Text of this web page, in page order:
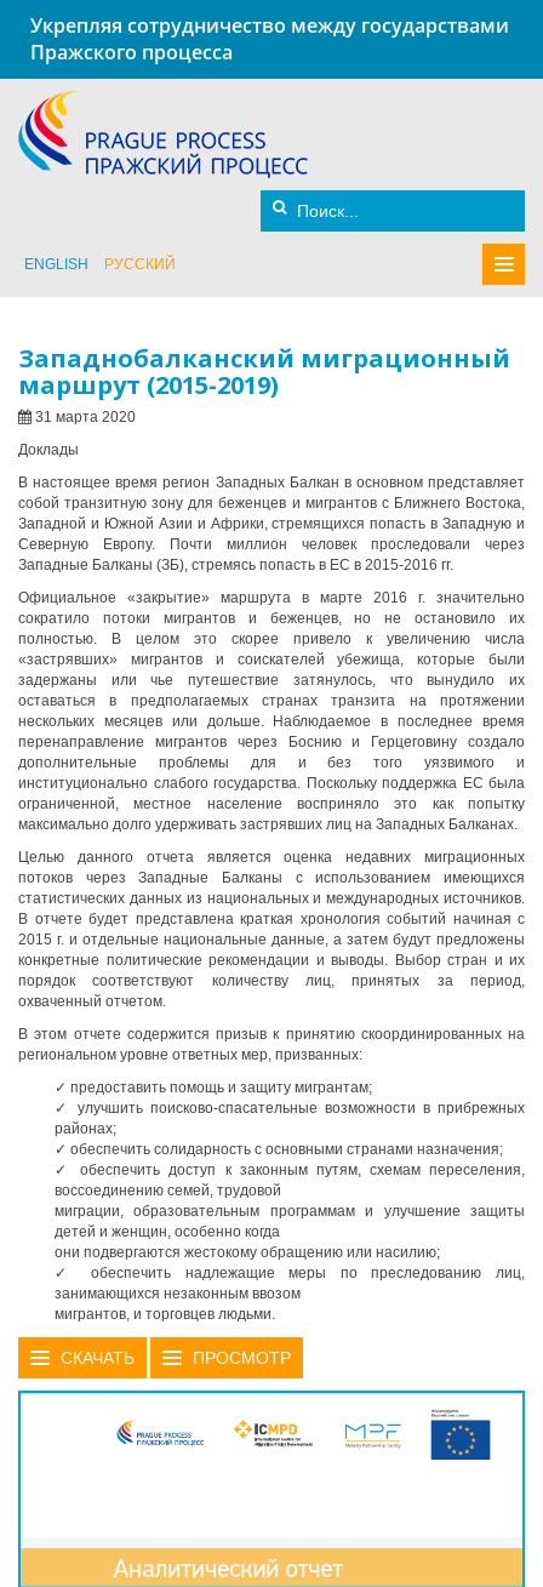
Укрепляя сотрудничество между государствами
Пражского процесса
ENGLISH РУССКИЙ
Западнобалканский миграционный
маршрут (2015-2019)
31 марта 2020
Доклады
В настоящее время регион Западных Балкан в основном представляет
собой транзитную зону для беженцев и мигрантов с Ближнего Востока,
Западной и Южной Азии и Африки, стремящихся попасть в Западную и
Северную Европу. Почти миллион человек проследовали через
Западные Балканы (ЗБ), стремясь попасть в ЕС в 2015-2016 гг.
Официальное «закрытие» маршрута в марте 2016 г. значительно
сократило потоки мигрантов и беженцев, но не остановило их
полностью. В целом это скорее привело к увеличению числа
«застрявших» мигрантов и соискателей убежища, которые были
задержаны или чье путешествие затянулось, что вынудило их
оставаться в предполагаемых странах транзита на протяжении
нескольких месяцев или дольше. Наблюдаемое в последнее время
перенаправление мигрантов через Боснию и Герцеговину создало
дополнительные проблемы для и без того уязвимого и
институционально слабого государства. Поскольку поддержка ЕС была
ограниченной, местное население восприняло это как попытку
максимально долго удерживать застрявших лиц на Западных Балканах.
Целью данного отчета является оценка недавних миграционных
потоков через Западные Балканы с использованием имеющихся
статистических данных из национальных и международных источников.
В отчете будет представлена краткая хронология событий начиная с
2015 г. и отдельные национальные данные, а затем будут предложены
конкретные политические рекомендации и выводы. Выбор стран и их
порядок соответствуют количеству лиц, принятых за период,
охваченный отчетом.
В этом отчете содержится призыв к принятию скоординированных на
региональном уровне ответных мер, призванных:
✓ предоставить помощь и защиту мигрантам;
✓ улучшить поисково-спасательные возможности в прибрежных
районах;
✓ обеспечить солидарность с основными странами назначения;
✓ обеспечить доступ к законным путям, схемам переселения,
воссоединению семей, трудовой
миграции, образовательным программам и улучшение защиты
детей и женщин, особенно когда
они подвергаются жестокому обращению или насилию;
✓ обеспечить надлежащие меры по преследованию лиц,
занимающихся незаконным ввозом
мигрантов, и торговцев людьми.
СКАЧАТЬ ПРОСМОТР